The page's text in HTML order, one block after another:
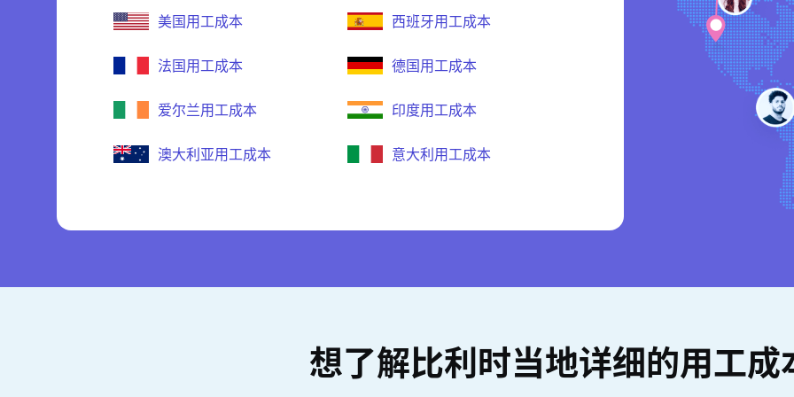
美国用工成本 西班牙用工成本
法国用工成本 德国用工成本
爱尔兰用工成本 印度用工成本
澳大利亚用工成本 意大利用工成本
想了解比利时当地详细的用工成